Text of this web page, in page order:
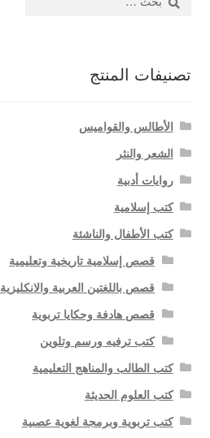
عن:
تصنيفات المنتج
الأطالس والقواميس
الشعر والنثر
روايات أدبية
كتب إسلامية
كتب الأطفال والناشئة
قصص إسلامية تاريخية وتعليمية
قصص باللغتين العربية والانكليزية
قصص هادفة وحكايا تربوية
كتب ترفيه ورسم وتلوين
كتب الطالب والمناهج التعليمية
كتب العلوم الحديثة
كتب تربوية وبرمجة لغوية عصبية